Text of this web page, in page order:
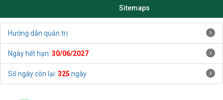
Sitemaps
Hướng dẫn quản trị
Ngày hết hạn: 30/06/2027
Số ngày còn lại: 325 ngày